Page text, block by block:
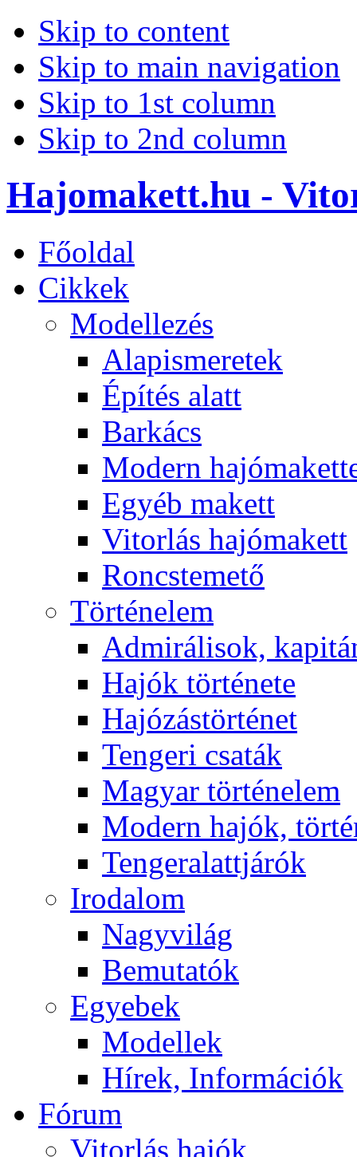
Skip to content
Skip to main navigation
Skip to 1st column
Skip to 2nd column
Hajomakett.hu -
Főoldal
Cikkek
Modellezés
Alapismeretek
Építés alatt
Barkács
Modern
Egyéb makett
Vitorlás hajómakett
Roncstemető
Történelem
Admirálisok,
Hajók története
Hajózástörténet
Tengeri csaták
Magyar történelem
Modern hajók,
Tengeralattjárók
Irodalom
Nagyvilág
Bemutatók
Egyebek
Modellek
Hírek, Információk
Fórum
Vitorlás hajók